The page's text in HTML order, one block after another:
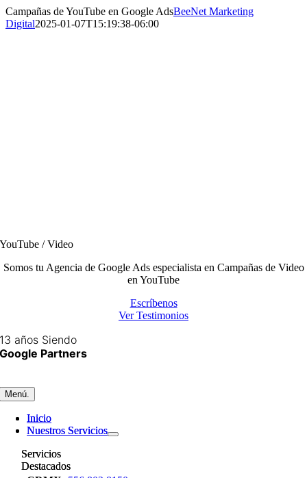
Saltar
al
Menú.
Inicio
Nuestros Servicios
Servicios
Destacados
Menú.
Inicio
Nuestros Servicios
Servicios
Destacados
Campañas de YouTube en Google AdsBeeNet Marketing
Digital2025-01-07T15:19:38-06:00
YouTube / Video
Somos tu Agencia de Google Ads especialista en Campañas de Video
en YouTube
Escríbenos
Ver Testimonios
13 años Siendo
Google Partners